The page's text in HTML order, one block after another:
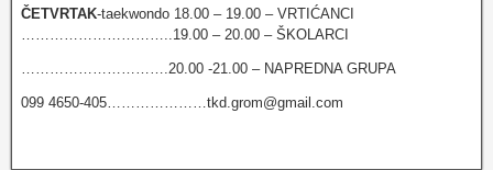
ČETVRTAK-taekwondo 18.00 – 19.00 – VRTIĆANCI
…………………………..19.00 – 20.00 – ŠKOLARCI
………………………….20.00 -21.00 – NAPREDNA GRUPA
099 4650-405…………………tkd.grom@gmail.com